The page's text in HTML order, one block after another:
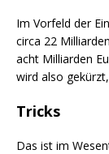
Im Vorfeld der
circa 22
acht Milliarden
wird also
Tricks
Das ist im